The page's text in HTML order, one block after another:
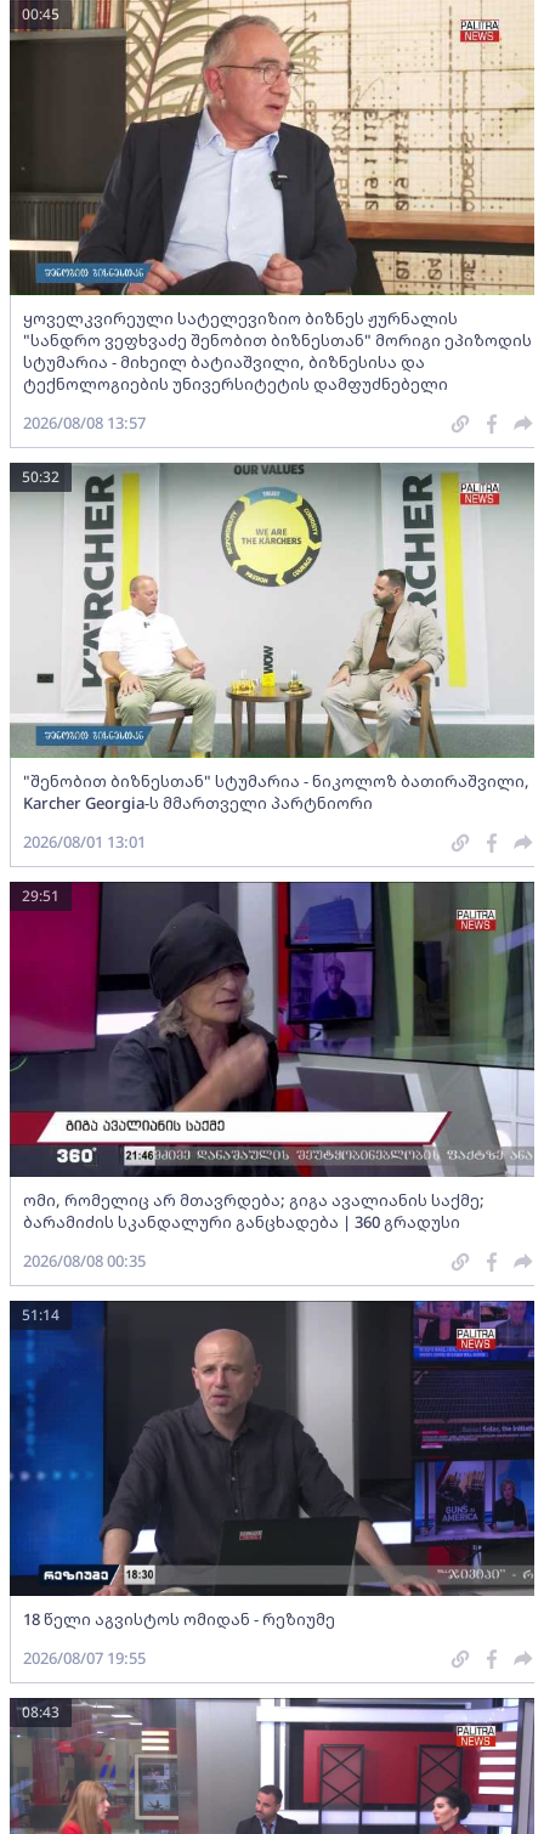
ყოველკვირეული სატელევიზიო ბიზნეს ჟურნალის
"სანდრო ვეფხვაძე შენობით ბიზნესთან" მორიგი ეპიზოდის
სტუმარია - მიხეილ ბატიაშვილი, ბიზნესისა და
ტექნოლოგიების უნივერსიტეტის დამფუძნებელი
00:45
2026/08/08 13:57
"შენობით ბიზნესთან" სტუმარია - ნიკოლოზ ბათირაშვილი,
Karcher Georgia-ს მმართველი პარტნიორი
50:32
2026/08/01 13:01
ომი, რომელიც არ მთავრდება; გიგა ავალიანის საქმე;
ბარამიძის სკანდალური განცხადება | 360 გრადუსი
29:51
2026/08/08 00:35
18 წელი აგვისტოს ომიდან - რეზიუმე
51:14
2026/08/07 19:55
08:43